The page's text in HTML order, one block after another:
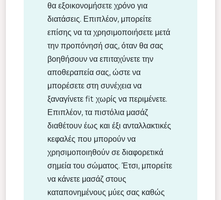
θα εξοικονομήσετε χρόνο για
διατάσεις. Επιπλέον, μπορείτε
επίσης να τα χρησιμοποιήσετε μετά
την προπόνησή σας, όταν θα σας
βοηθήσουν να επιταχύνετε την
αποθεραπεία σας, ώστε να
μπορέσετε στη συνέχεια να
ξαναγίνετε fit χωρίς να περιμένετε.
Επιπλέον, τα πιστόλια μασάζ
διαθέτουν έως και έξι ανταλλακτικές
κεφαλές που μπορούν να
χρησιμοποιηθούν σε διαφορετικά
σημεία του σώματος. Έτσι, μπορείτε
να κάνετε μασάζ στους
καταπονημένους μύες σας καθώς